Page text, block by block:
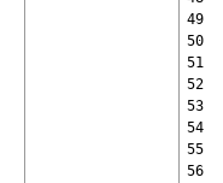
49	Energieverschwendung	37	17.05.2026 07:16:37	116	28
50	Funky Foxes	42	17.05.2026 07:55:43	112.4	28
51	6 vs. WALD	44	17.05.2026 08:09:48	114.1	28
52	Wilde Hilde	38	17.05.2026 08:11:20	113.8	28
53	Planlos durch die Nacht	52	17.05.2026 08:14:54	115.7	28
54	OLC Währing	12	17.05.2026 08:36:57	112.4	28
55	Spaß im Wald	20	17.05.2026 08:37:06	115	28
56	Landshut-Express	68	17.05.2026 08:47:15	117.2	28